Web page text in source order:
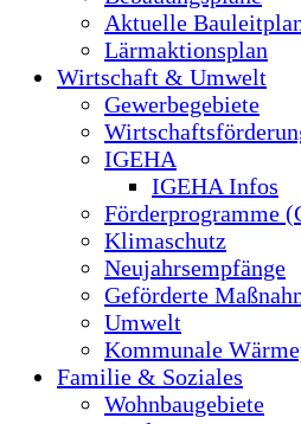
Aktuelle
Lärmaktionsplan
Wirtschaft & Umwelt
Gewerbegebiete
IGEHA
IGEHA Infos
Förderprogramme
Klimaschutz
Neujahrsempfänge
Geförderte
Umwelt
Kommunale
Familie & Soziales
Wohnbaugebiete